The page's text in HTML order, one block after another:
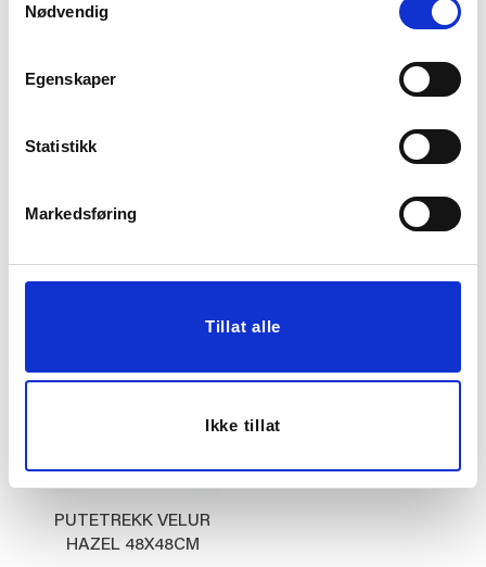
Nødvendig
Egenskaper
Statistikk
Markedsføring
Tillat alle
Ikke tillat
10CM GRØNN
40X60CM BORDEAUX
PUTETREKK VELUR
HAZEL 48X48CM